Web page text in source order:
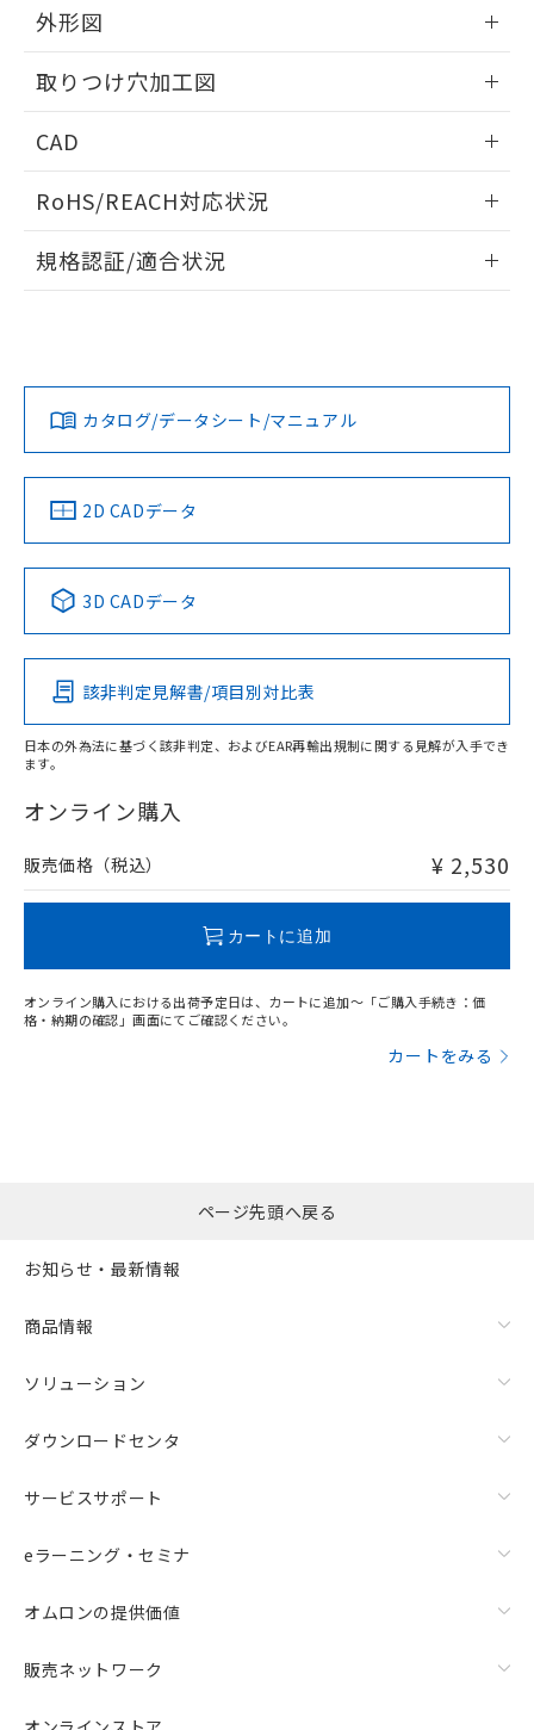
外形図
取りつけ穴加工図
CAD
ドすることができます。
ログイン/会員登録
ダウンロードデータをご利用いただく前に、以下を必ずお読
みください。
ソフトウェアの使用条件
RoHS/REACH対応状況
EU RoHS 注意事項・凡例
対応済み
中国 RoHS 注意事項・凡例
Pb Hg Cd Cr(VI)
O
在庫等で未対応品が混在する可能性があります。
問い合わせください。
規格認証/適合状況
カタログ/データシート/マニュアル
2D CADデータ
3D CADデータ
該非判定見解書/項目別対比表
日本の外為法に基づく該非判定、およびEAR再輸出規制に関する見解が入手でき
ます。
オンライン購入
販売価格（税込） ¥ 2,530
カートに追加
オンライン購入における出荷予定日は、カートに追加～「ご購入手続き：価
格・納期の確認」画面にてご確認ください。
カートをみる
していることから、特段のことがない限
ページ先頭へ戻る
お知らせ・最新情報
商品情報
ソリューション
ダウンロードセンタ
サービスサポート
eラーニング・セミナ
オムロンの提供価値
販売ネットワーク